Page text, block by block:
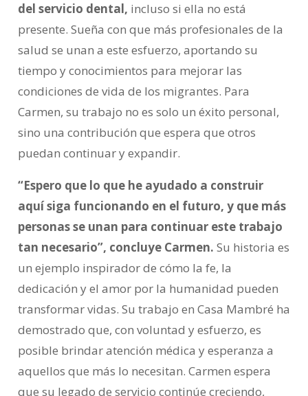
del servicio dental, incluso si ella no está
presente. Sueña con que más profesionales de la
salud se unan a este esfuerzo, aportando su
tiempo y conocimientos para mejorar las
condiciones de vida de los migrantes. Para
Carmen, su trabajo no es solo un éxito personal,
sino una contribución que espera que otros
puedan continuar y expandir.
“Espero que lo que he ayudado a construir
aquí siga funcionando en el futuro, y que más
personas se unan para continuar este trabajo
tan necesario”, concluye Carmen. Su historia es
un ejemplo inspirador de cómo la fe, la
dedicación y el amor por la humanidad pueden
transformar vidas. Su trabajo en Casa Mambré ha
demostrado que, con voluntad y esfuerzo, es
posible brindar atención médica y esperanza a
aquellos que más lo necesitan. Carmen espera
que su legado de servicio continúe creciendo,